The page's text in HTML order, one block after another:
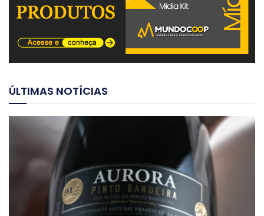
ÚLTIMAS NOTÍCIAS